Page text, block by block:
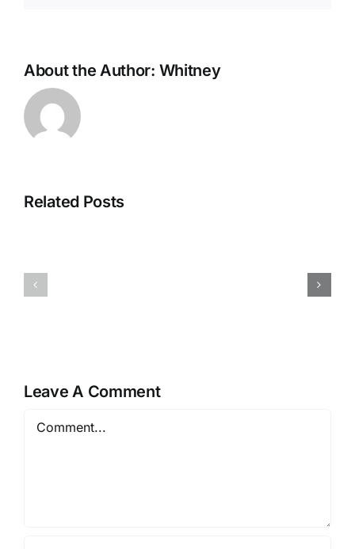
About the Author: Whitney
Related Posts
Waarom
Leave A Comment